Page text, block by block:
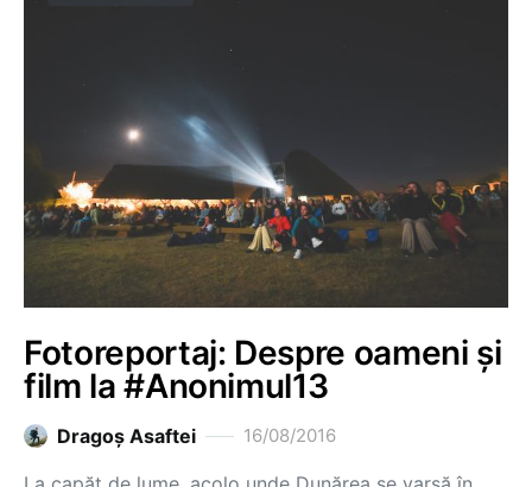
Fotoreportaj: Despre oameni și
film la #Anonimul13
Dragoş Asaftei 16/08/2016